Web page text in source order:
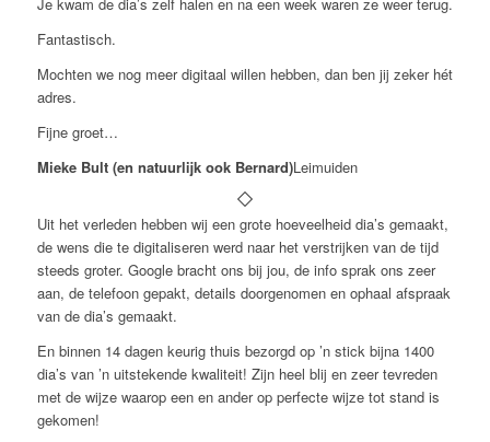
Fantastisch.
Mochten we nog meer digitaal willen hebben, dan ben jij zeker hét
adres.
Fijne groet…
Mieke Bult (en natuurlijk ook Bernard)Leimuiden
Uit het verleden hebben wij een grote hoeveelheid dia’s gemaakt,
de wens die te digitaliseren werd naar het verstrijken van de tijd
steeds groter. Google bracht ons bij jou, de info sprak ons zeer
aan, de telefoon gepakt, details doorgenomen en ophaal afspraak
van de dia’s gemaakt.
En binnen 14 dagen keurig thuis bezorgd op ’n stick bijna 1400
dia’s van ’n uitstekende kwaliteit! Zijn heel blij en zeer tevreden
met de wijze waarop een en ander op perfecte wijze tot stand is
gekomen!